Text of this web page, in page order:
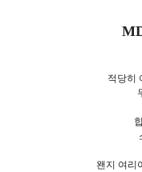
적당히
왠지 여리